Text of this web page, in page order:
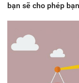
bạn sẽ cho phép